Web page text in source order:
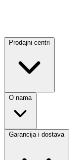
Prodajni centri
O nama
Garancija i dostava